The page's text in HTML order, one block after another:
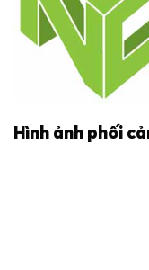
Hình ảnh phối